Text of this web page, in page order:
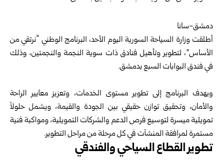
‏‏دمشق-سانا
‏أطلقت وزارة السياحة السورية اليوم الأحد، البرنامج الوطني “نرتقي من
الأساس”، لتطوير وتأهيل فنادق ذات سوية النجمة والنجمتين، وذلك
في فندق البوابات السبع بدمشق.
و‏يهدف البرنامج إلى تطوير مستوى الخدمات، وتعزيز معايير الراحة
والأمان، وتحقيق توازن حقيقي بين الجودة والقيمة، ويشمل حلولاً
تمويلية ميسرة لتوسيع فرص الدعم والشركات التمويلية، ومواكبة فنية
مستمرة لمرافقة المنشآت في كل مرحلة من مراحل التطوير.
تطوير القطاع السياحي والفندقي